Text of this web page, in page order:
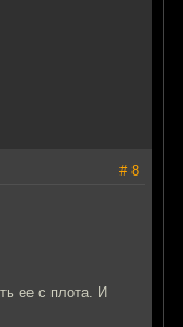
# 8
ее с плота. И